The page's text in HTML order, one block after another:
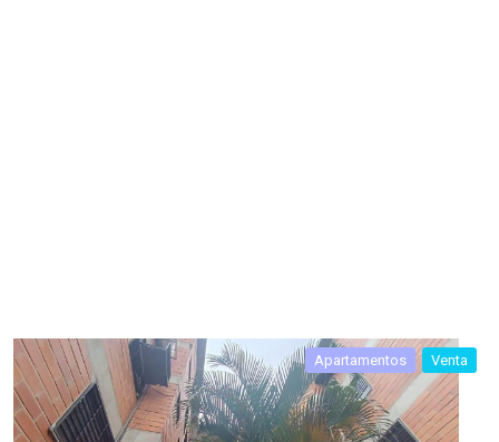
Apartamentos Venta